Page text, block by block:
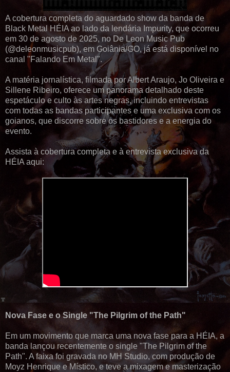
A cobertura completa do aguardado show da banda de
Black Metal HÉIA ao lado da lendária Impurity, que ocorreu
em 30 de agosto de 2025, no De Leon Music Pub
(@deleonmusicpub), em Goiânia/GO, já está disponível no
canal "Falando Em Metal".
A matéria jornalística, filmada por Albert Araujo, Jo Oliveira e
Sillene Ribeiro, oferece um panorama detalhado deste
espetáculo e culto às artes negras, incluindo entrevistas
com todas as bandas participantes e uma exclusiva com os
goianos, que discorre sobre os bastidores e a energia do
evento.
Assista à cobertura completa e à entrevista exclusiva da
HÉIA aqui:
Nova Fase e o Single "The Pilgrim of the Path"
Em um movimento que marca uma nova fase para a HÉIA, a
banda lançou recentemente o single "The Pilgrim of the
Path". A faixa foi gravada no MH Studio, com produção de
Moyz Henrique e Místico, e teve a mixagem e masterização